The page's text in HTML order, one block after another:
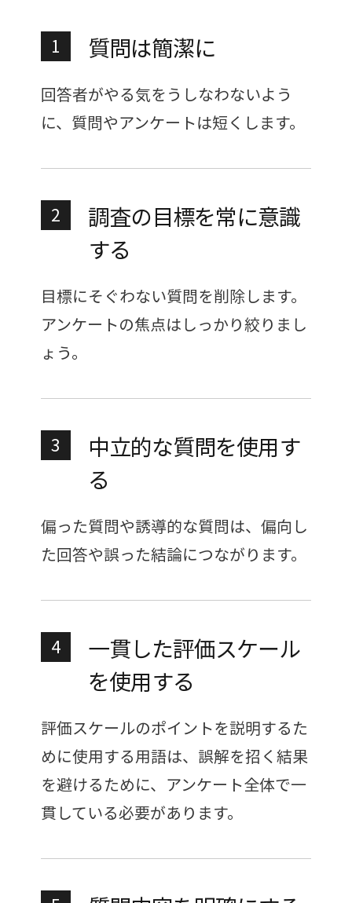
質問は簡潔に
1
回答者がやる気をうしなわないよう
に、質問やアンケートは短くします。
調査の目標を常に意識
する
2
目標にそぐわない質問を削除します。
アンケートの焦点はしっかり絞りまし
ょう。
中立的な質問を使用す
る
3
偏った質問や誘導的な質問は、偏向し
た回答や誤った結論につながります。
一貫した評価スケール
を使用する
4
評価スケールのポイントを説明するた
めに使用する用語は、誤解を招く結果
を避けるために、アンケート全体で一
貫している必要があります。